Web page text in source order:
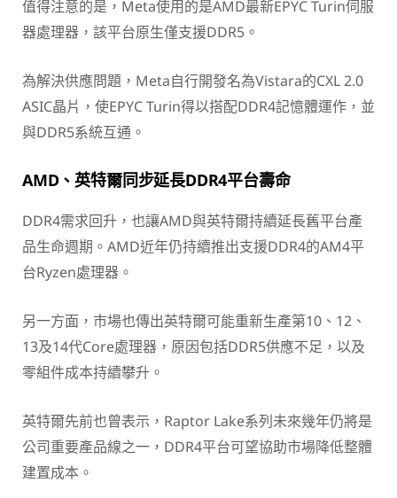
值得注意的是，Meta使用的是AMD最新EPYC Turin伺服
器處理器，該平台原生僅支援DDR5。
為解決供應問題，Meta自行開發名為Vistara的CXL 2.0
ASIC晶片，使EPYC Turin得以搭配DDR4記憶體運作，並
與DDR5系統互通。
AMD、英特爾同步延長DDR4平台壽命
DDR4需求回升，也讓AMD與英特爾持續延長舊平台產
品生命週期。AMD近年仍持續推出支援DDR4的AM4平
台Ryzen處理器。
另一方面，市場也傳出英特爾可能重新生產第10、12、
13及14代Core處理器，原因包括DDR5供應不足，以及
零組件成本持續攀升。
英特爾先前也曾表示，Raptor Lake系列未來幾年仍將是
公司重要產品線之一，DDR4平台可望協助市場降低整體
建置成本。